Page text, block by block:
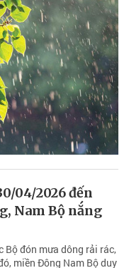
04/2026 đến
Nam Bộ nắng
Bộ đón mưa dông rải rác,
miền Đông Nam Bộ duy